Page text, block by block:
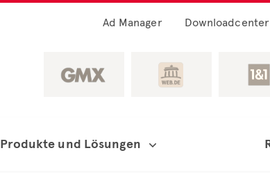
Ad Manager Downloadcenter
Produkte und Lösungen